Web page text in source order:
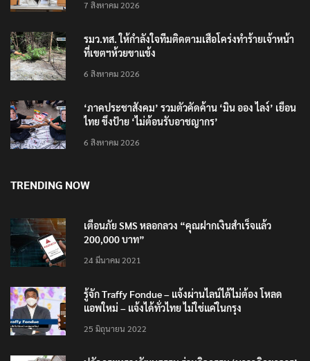
7 สิงหาคม 2026
รมว.ทส. ให้กำลังใจทีมติดตามเสือโคร่งทำร้ายเจ้าหน้า
ที่เขตฯห้วยขาแข้ง
6 สิงหาคม 2026
‘ภาคประชาสังคม’ รวมตัวคัดค้าน ‘มิน ออง ไลง์’ เยือน
ไทย ขึงป้าย ‘ไม่ต้อนรับอาชญากร’
6 สิงหาคม 2026
TRENDING NOW
เตือนภัย SMS หลอกลวง “คุณฝากเงินสำเร็จแล้ว
200,000 บาท”
24 มีนาคม 2021
รู้จัก Traffy Fondue – แจ้งผ่านไลน์ได้ไม่ต้อง โหลด
แอพใหม่ – แจ้งได้ทั่วไทย ไม่ใช่แค่ในกรุง
25 มิถุนายน 2022